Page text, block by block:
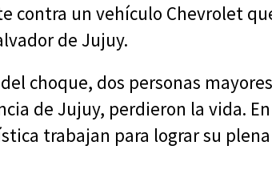
contra un vehículo Chevrolet
de Jujuy.
choque, dos personas
de Jujuy, perdieron la vida.
trabajan para lograr su